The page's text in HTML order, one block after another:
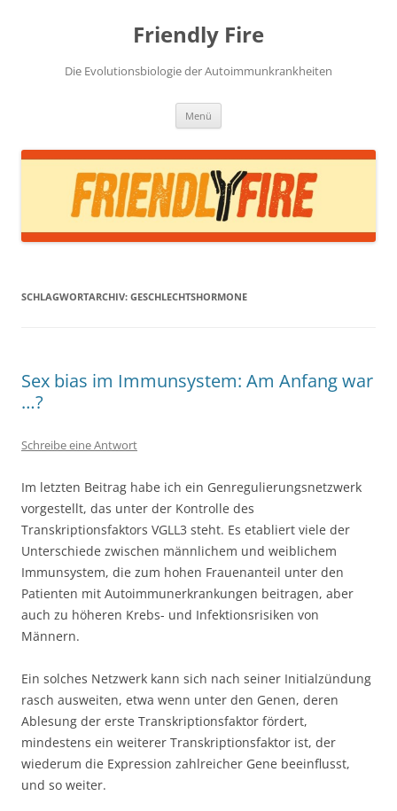
Friendly Fire
Die Evolutionsbiologie der Autoimmunkrankheiten
Menü
SCHLAGWORTARCHIV: GESCHLECHTSHORMONE
Sex bias im Immunsystem: Am Anfang war
…?
Schreibe eine Antwort
Im letzten Beitrag habe ich ein Genregulierungsnetzwerk
vorgestellt, das unter der Kontrolle des
Transkriptionsfaktors VGLL3 steht. Es etabliert viele der
Unterschiede zwischen männlichem und weiblichem
Immunsystem, die zum hohen Frauenanteil unter den
Patienten mit Autoimmunerkrankungen beitragen, aber
auch zu höheren Krebs- und Infektionsrisiken von
Männern.
Ein solches Netzwerk kann sich nach seiner Initialzündung
rasch ausweiten, etwa wenn unter den Genen, deren
Ablesung der erste Transkriptionsfaktor fördert,
mindestens ein weiterer Transkriptionsfaktor ist, der
wiederum die Expression zahlreicher Gene beeinflusst,
und so weiter.